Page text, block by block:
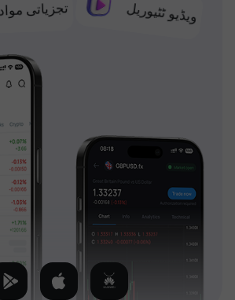
تجزیاتی مواد ویڈیو ٹٹیوریل